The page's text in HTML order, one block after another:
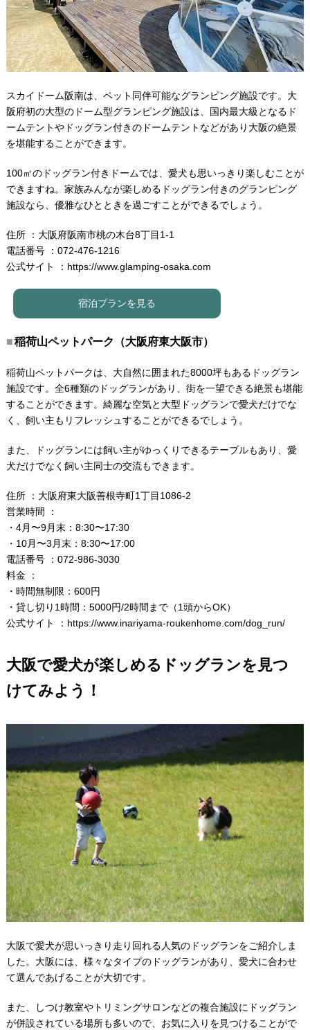
スカイドーム阪南は、ペット同伴可能なグランピング施設です。大
阪府初の大型のドーム型グランピング施設は、国内最大級となるド
ームテントやドッグラン付きのドームテントなどがあり大阪の絶景
を堪能することができます。
100㎡のドッグラン付きドームでは、愛犬も思いっきり楽しむことが
できますね。家族みんなが楽しめるドッグラン付きのグランピング
施設なら、優雅なひとときを過ごすことができるでしょう。
住所 ：大阪府阪南市桃の木台8丁目1-1
電話番号 ：072-476-1216
公式サイト ： https://www.glamping-osaka.com
宿泊プランを見る
稲荷山ペットパーク（大阪府東大阪市）
稲荷山ペットパークは、大自然に囲まれた8000坪もあるドッグラン
施設です。全6種類のドッグランがあり、街を一望できる絶景も堪能
することができます。綺麗な空気と大型ドッグランで愛犬だけでな
く、飼い主もリフレッシュすることができるでしょう。
また、ドッグランには飼い主がゆっくりできるテーブルもあり、愛
犬だけでなく飼い主同士の交流もできます。
住所 ：大阪府東大阪善根寺町1丁目1086-2
営業時間 ：
・4月〜9月末：8:30〜17:30
・10月〜3月末：8:30〜17:00
電話番号 ：072-986-3030
料金 ：
・時間無制限：600円
・貸し切り1時間：5000円/2時間まで（1頭からOK）
公式サイト ： https://www.inariyama-roukenhome.com/dog_run/
大阪で愛犬が楽しめるドッグランを見つ
けてみよう！
大阪で愛犬が思いっきり走り回れる人気のドッグランをご紹介しま
した。大阪には、様々なタイプのドッグランがあり、愛犬に合わせ
て選んであげることが大切です。
また、しつけ教室やトリミングサロンなどの複合施設にドッグラン
が併設されている場所も多いので、お気に入りを見つけることがで